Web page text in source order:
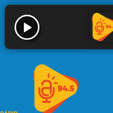
Rádio Alvorada 94.5